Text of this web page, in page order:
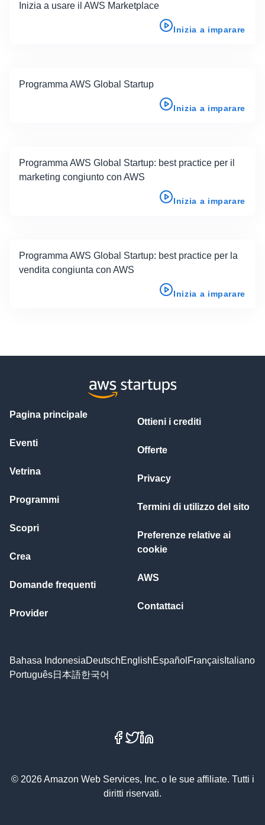
Inizia a usare il AWS Marketplace
Inizia a imparare
Programma AWS Global Startup
Inizia a imparare
Programma AWS Global Startup: best practice per il
marketing congiunto con AWS
Inizia a imparare
Programma AWS Global Startup: best practice per la
vendita congiunta con AWS
Inizia a imparare
Pagina principale
Eventi
Vetrina
Programmi
Scopri
Crea
Domande frequenti
Provider
Ottieni i crediti
Offerte
Privacy
Termini di utilizzo del sito
Preferenze relative ai
cookie
AWS
Contattaci
Bahasa IndonesiaDeutschEnglishEspañol Français Italiano
Português日本語한국어
Facebook
X
© 2026 Amazon Web Services, Inc. o le sue affiliate. Tutti i
diritti riservati.